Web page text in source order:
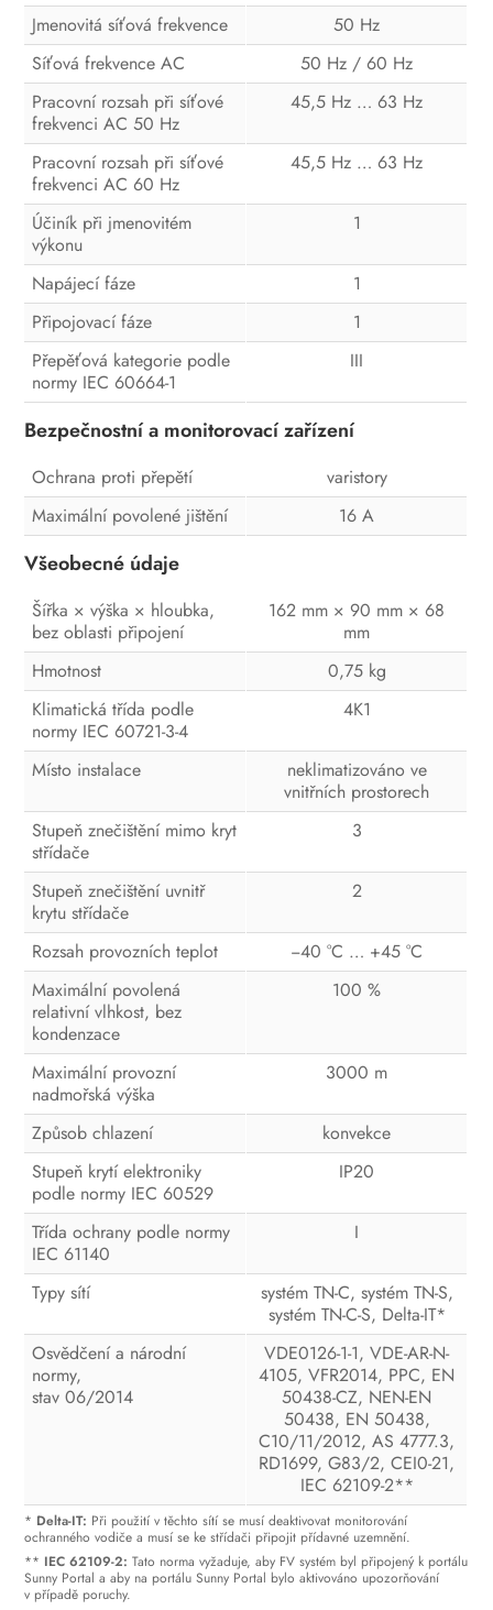
Jmenovitá síťová frekvence
50 Hz
Síťová frekvence AC
50 Hz / 60 Hz
Pracovní rozsah při síťové
frekvenci AC 50 Hz
45,5 Hz … 63 Hz
Pracovní rozsah při síťové
frekvenci AC 60 Hz
45,5 Hz … 63 Hz
Účiník při jmenovitém
výkonu
1
Napájecí fáze
1
Připojovací fáze
1
Přepěťová kategorie podle
normy IEC 60664-1
III
Bezpečnostní a monitorovací zařízení
Ochrana proti přepětí
varistory
Maximální povolené jištění
16 A
Všeobecné údaje
Šířka × výška × hloubka,
bez oblasti připojení
162 mm × 90 mm × 68
mm
Hmotnost
0,75 kg
Klimatická třída podle
normy IEC 60721-3-4
4K1
Místo instalace
neklimatizováno ve
vnitřních prostorech
Stupeň znečištění mimo kryt
střídače
3
Stupeň znečištění uvnitř
krytu střídače
2
Rozsah provozních teplot
−40 °C … +45 °C
Maximální povolená
relativní vlhkost, bez
kondenzace
100 %
Maximální provozní
nadmořská výška
3000 m
Způsob chlazení
konvekce
Stupeň krytí elektroniky
podle normy IEC 60529
IP20
Třída ochrany podle normy
IEC 61140
I
Typy sítí
systém TN-C, systém TN-S,
systém TN-C-S, Delta-IT*
Osvědčení a národní
normy,
stav 06/2014
VDE0126-1-1, VDE-AR-N-
4105, VFR2014, PPC, EN
50438-CZ, NEN-EN
50438, EN 50438,
C10/11/2012, AS 4777.3,
RD1699, G83/2, CEI0-21,
IEC 62109-2**
* Delta-IT: Při použití v těchto sítí se musí deaktivovat monitorování
ochranného vodiče a musí se ke střídači připojit přídavné uzemnění.
** IEC 62109-2: Tato norma vyžaduje, aby FV systém byl připojený k portálu
Sunny Portal a aby na portálu Sunny Portal bylo aktivováno upozorňování
v případě poruchy.